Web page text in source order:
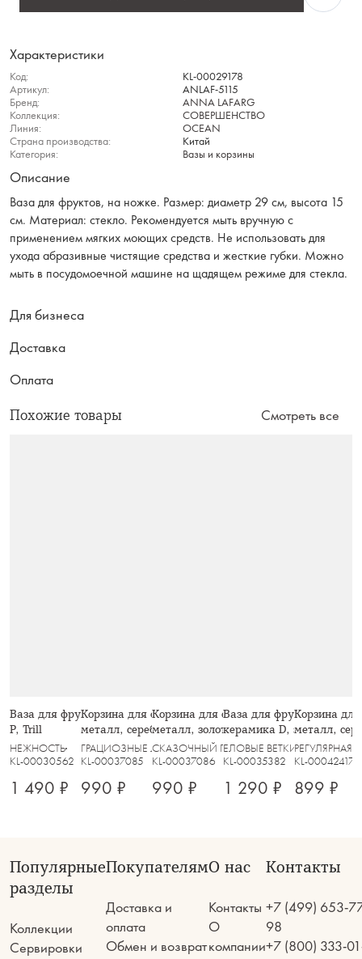
Характеристики
Код:
KL-00029178
Артикул:
ANLAF-5115
Бренд:
ANNA LAFARG
Коллекция:
СОВЕРШЕНСТВО
Линия:
OCEAN
Страна производства:
Китай
Категория:
Вазы и корзины
Описание
Ваза для фруктов, на ножке. Размер: диаметр 29 см, высота 15
см. Материал: стекло. Рекомендуется мыть вручную с
применением мягких моющих средств. Не использовать для
ухода абразивные чистящие средства и жесткие губки. Можно
мыть в посудомоечной машине на щадящем режиме для стекла.
Для бизнеса
Доставка
Оплата
Похожие товары Смотреть все
Ваза для фруктов, 27х8 см, стекло
Р, Trill
НЕЖНОСТЬ
KL-00030562
1 490 ₽
Корзина для фруктов, 28 см,
металл, серебристая, Волны, Spin
ГРАЦИОЗНЫЕ ЛОШАДИ
KL-00037085
990 ₽
Корзина для фруктов, 27 см,
металл, золотистая, Бусины, Spin
СКАЗОЧНЫЙ ГОРОД
KL-00037086
990 ₽
Ваза для фруктов, 26х10
керамика D, зеленая,
еловой ветке, Fir branch
ЕЛОВЫЕ ВЕТКИ
KL-00035382
1 290 ₽
Корзина
металл,
РЕГУЛЯРНАЯ
KL-00042417
899 ₽
Популярные
разделы
Коллекции
Сервировки
Покупателям
Доставка и
оплата
Обмен и возврат
О нас
Контакты
О
компании
Контакты
+7 (499) 653-
98
+7 (800) 333-